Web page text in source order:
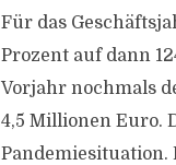
Für das
Prozent auf dann
Vorjahr nochmals
4,5 Millionen Euro.